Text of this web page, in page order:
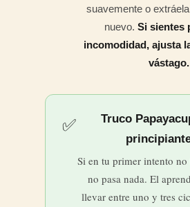
suavemente o
nuevo. Si sientes
incomodidad, ajusta
vástago.
✅
Truco
Si en tu primer intento no
no pasa nada. El
llevar entre uno y tres